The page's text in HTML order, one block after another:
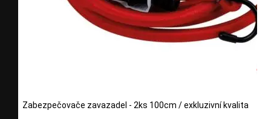
Zabezpečovače zavazadel - 2ks 100cm / exkluzivní kvalita